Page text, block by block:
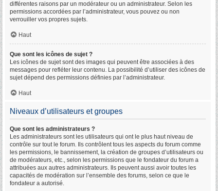
différentes raisons par un modérateur ou un administrateur. Selon les
permissions accordées par l’administrateur, vous pouvez ou non
verrouiller vos propres sujets.
Haut
Que sont les icônes de sujet ?
Les icônes de sujet sont des images qui peuvent être associées à des
messages pour refléter leur contenu. La possibilité d’utiliser des icônes de
sujet dépend des permissions définies par l’administrateur.
Haut
Niveaux d’utilisateurs et groupes
Que sont les administrateurs ?
Les administrateurs sont les utilisateurs qui ont le plus haut niveau de
contrôle sur tout le forum. Ils contrôlent tous les aspects du forum comme
les permissions, le bannissement, la création de groupes d’utilisateurs ou
de modérateurs, etc., selon les permissions que le fondateur du forum a
attribuées aux autres administrateurs. Ils peuvent aussi avoir toutes les
capacités de modération sur l’ensemble des forums, selon ce que le
fondateur a autorisé.